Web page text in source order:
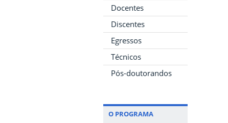
Docentes
Discentes
Egressos
Técnicos
Pós-doutorandos
O PROGRAMA